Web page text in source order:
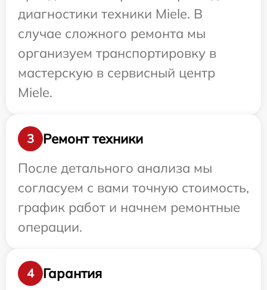
диагностики техники Miele. В
случае сложного ремонта мы
организуем транспортировку в
мастерскую в сервисный центр
Miele.
3
Ремонт техники
После детального анализа мы
согласуем с вами точную стоимость,
график работ и начнем ремонтные
операции.
4
Гарантия